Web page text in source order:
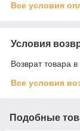
Все условия
Условия
Возврат товара
Все условия
Подобные